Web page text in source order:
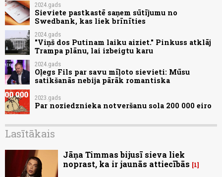
2024.gads
Sieviete pastkastē saņem sūtījumu no
Swedbank, kas liek brīnīties
2024.gads
"Viņš dos Putinam laiku aiziet." Pinkuss atklāj
Trampa plānu, lai izbeigtu karu
2024.gads
Oļegs Fils par savu mīļoto sievieti: Mūsu
satikšanās nebija pārāk romantiska
2023.gads
Par noziedznieka notveršanu sola 200 000 eiro
Lasītākais
Jāņa Timmas bijusī sieva liek
noprast, ka ir jaunās attiecībās
1